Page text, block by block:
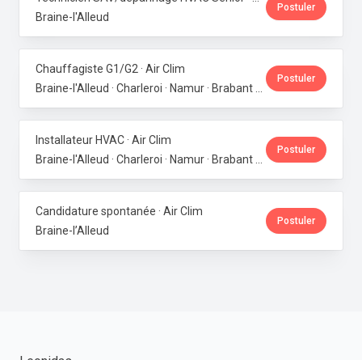
Braine-l'Alleud
Postuler
Chauffagiste G1/G2 · Air Clim
Postuler
Installateur HVAC · Air Clim
Postuler
Candidature spontanée · Air Clim
Braine-l’Alleud
Postuler